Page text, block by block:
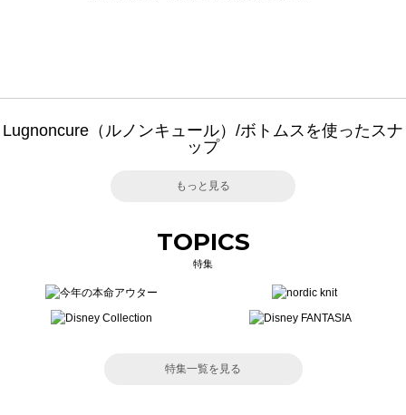
Lugnoncure（ルノンキュール）/ボトムスを使ったスナ
ップ
もっと見る
TOPICS
特集
特集一覧を見る